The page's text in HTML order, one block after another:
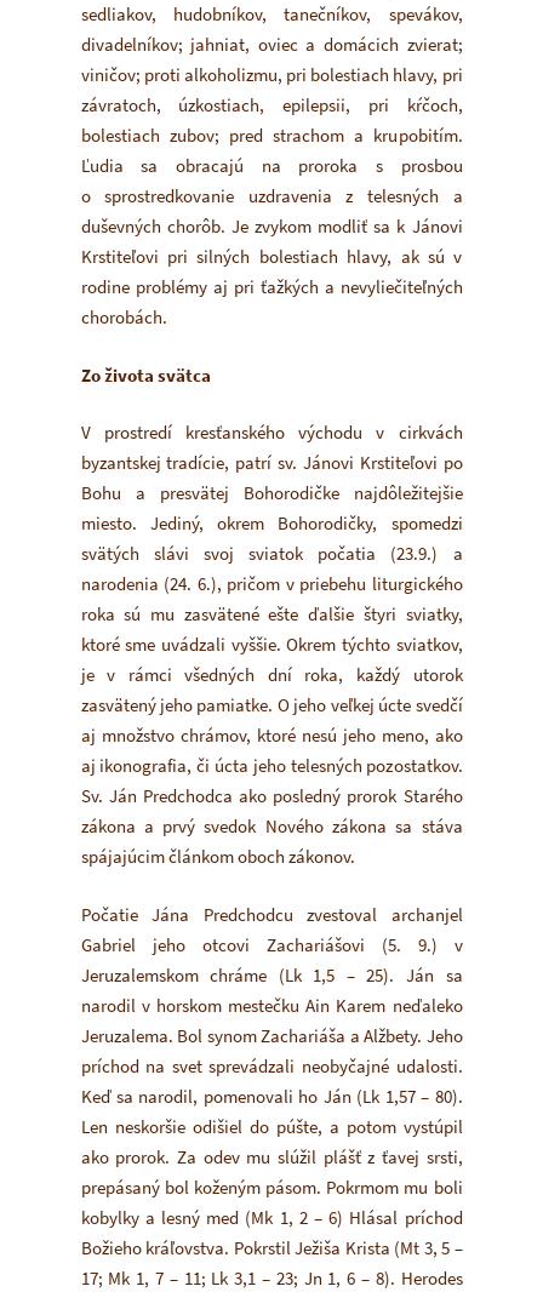
sedliakov, hudobníkov, tanečníkov, spevákov,
divadelníkov; jahniat, oviec a domácich zvierat;
viničov; proti alkoholizmu, pri bolestiach hlavy, pri
závratoch, úzkostiach, epilepsii, pri kŕčoch,
bolestiach zubov; pred strachom a krupobitím.
Ľudia sa obracajú na proroka s prosbou
o sprostredkovanie uzdravenia z telesných a
duševných chorôb. Je zvykom modliť sa k Jánovi
Krstiteľovi pri silných bolestiach hlavy, ak sú v
rodine problémy aj pri ťažkých a nevyliečiteľných
chorobách.
Zo života svätca
V prostredí kresťanského východu v cirkvách
byzantskej tradície, patrí sv. Jánovi Krstiteľovi po
Bohu a presvätej Bohorodičke najdôležitejšie
miesto. Jediný, okrem Bohorodičky, spomedzi
svätých slávi svoj sviatok počatia (23.9.) a
narodenia (24. 6.), pričom v priebehu liturgického
roka sú mu zasvätené ešte ďalšie štyri sviatky,
ktoré sme uvádzali vyššie. Okrem týchto sviatkov,
je v rámci všedných dní roka, každý utorok
zasvätený jeho pamiatke. O jeho veľkej úcte svedčí
aj množstvo chrámov, ktoré nesú jeho meno, ako
aj ikonografia, či úcta jeho telesných pozostatkov.
Sv. Ján Predchodca ako posledný prorok Starého
zákona a prvý svedok Nového zákona sa stáva
spájajúcim článkom oboch zákonov.
Počatie Jána Predchodcu zvestoval archanjel
Gabriel jeho otcovi Zachariášovi (5. 9.) v
Jeruzalemskom chráme (Lk 1,5 – 25). Ján sa
narodil v horskom mestečku Ain Karem neďaleko
Jeruzalema. Bol synom Zachariáša a Alžbety. Jeho
príchod na svet sprevádzali neobyčajné udalosti.
Keď sa narodil, pomenovali ho Ján (Lk 1,57 – 80).
Len neskoršie odišiel do púšte, a potom vystúpil
ako prorok. Za odev mu slúžil plášť z ťavej srsti,
prepásaný bol koženým pásom. Pokrmom mu boli
kobylky a lesný med (Mk 1, 2 – 6) Hlásal príchod
Božieho kráľovstva. Pokrstil Ježiša Krista (Mt 3, 5 –
17; Mk 1, 7 – 11; Lk 3,1 – 23; Jn 1, 6 – 8). Herodes